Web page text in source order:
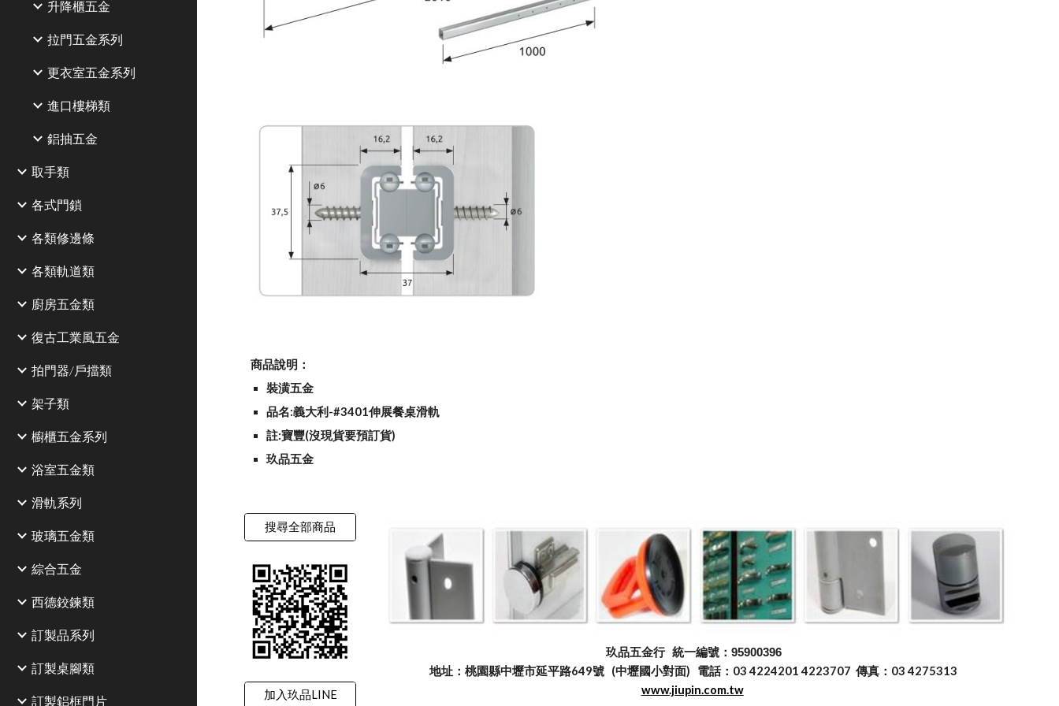
升降櫃五金
拉門五金系列
更衣室五金系列
進口樓梯類
鋁抽五金
取手類
各式門鎖
各類修邊條
各類軌道類
廚房五金類
復古工業風五金
拍門器/戶擋類
架子類
櫥櫃五金系列
浴室五金類
滑軌系列
玻璃五金類
綜合五金
西德鉸鍊類
訂製品系列
訂製桌腳類
訂製鋁框門片
商品說明：
裝潢五金
品名:義大利-#3401伸展餐桌滑軌
註:寶豐(沒現貨要預訂貨)
玖品五金
搜尋全部商品
加入玖品LINE
玖品五金行 統一編號：95900396
地址：桃園縣中壢市延平路649號 (中壢國小對面) 電話：03 4224201 4223707 傳真：03 4275313
www.jiupin.com.tw